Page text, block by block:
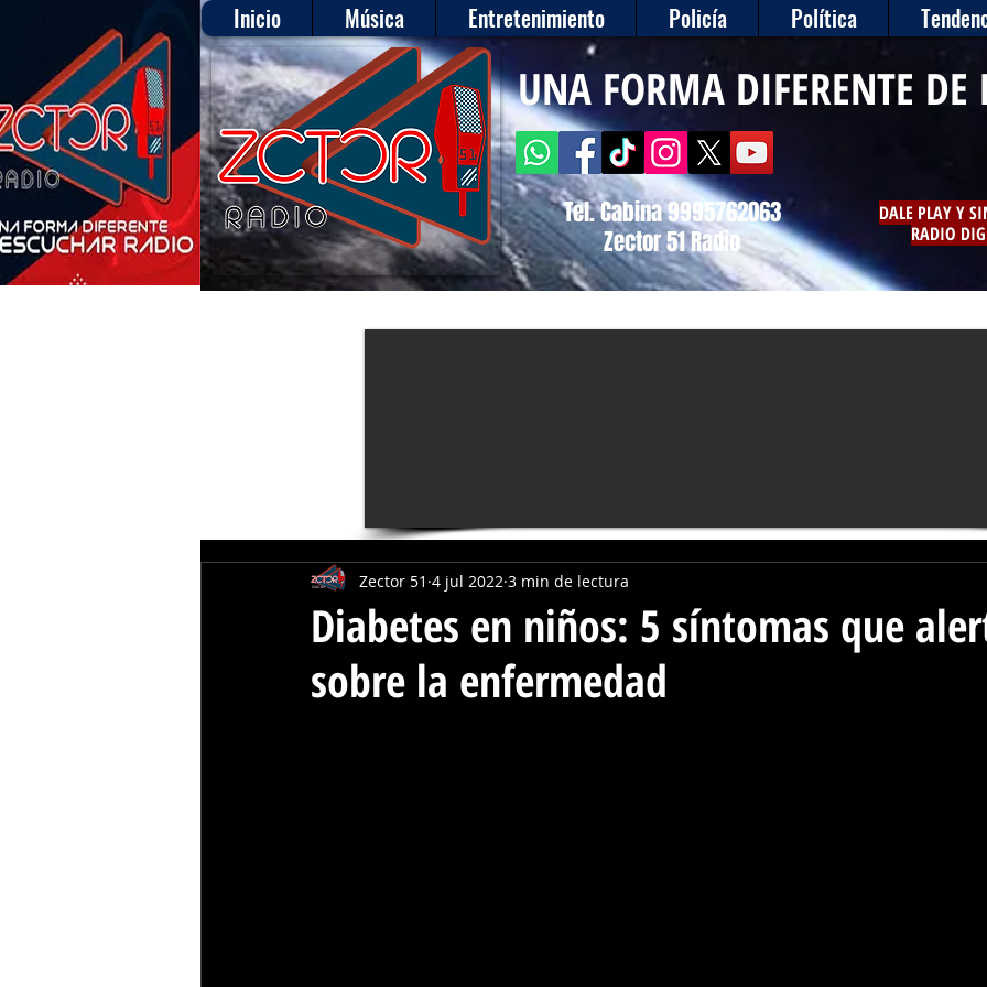
Inicio Música Entretenimiento Policía Política
Tel. Cabina 9995762063
Zector 51 Radio
DALE PLAY Y
RADIO
UNA FORMA DIFERENTE DE
Diabetes en niños: 5 síntomas que
sobre la enfermedad
Zector 51 4 jul 2022 3 min de lectura